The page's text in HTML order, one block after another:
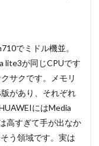
でミドル機並。
lite3が同じCPUです
サクです。メモリ
があり、それぞれ
にはMedia
高すぎて手が出なか
う領域です。実は